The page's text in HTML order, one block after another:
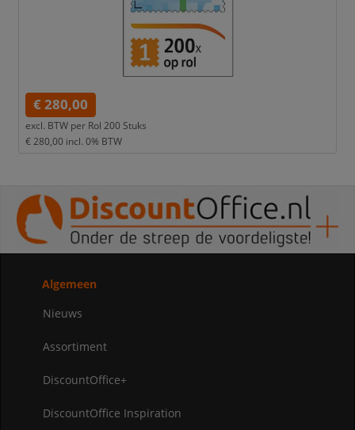
€ 280,00
excl. BTW per Rol 200 Stuks
€ 280,00 incl. 0% BTW
Algemeen
Nieuws
Assortiment
DiscountOffice+
DiscountOffice Inspiration